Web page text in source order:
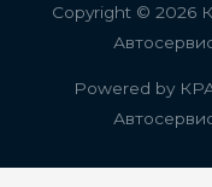
Copyright © 2026
Powered by